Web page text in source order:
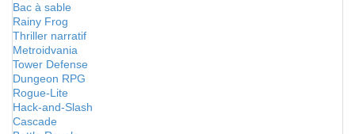
Bac à sable
Rainy Frog
Thriller narratif
Metroidvania
Tower Defense
Dungeon RPG
Rogue-Lite
Hack-and-Slash
Cascade